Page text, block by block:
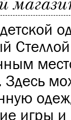
игры и